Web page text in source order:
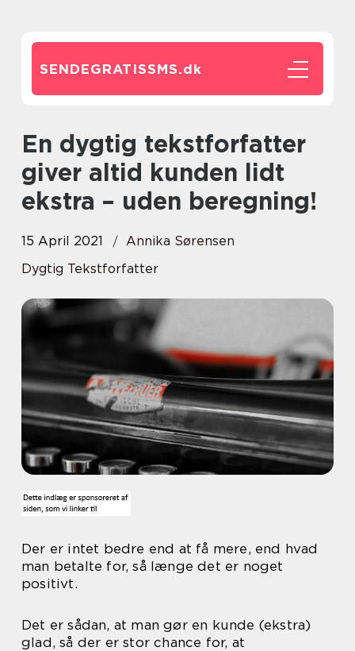
SENDEGRATISSMS.dk
En dygtig tekstforfatter
giver altid kunden lidt
ekstra – uden beregning!
15 April 2021
Annika Sørensen
Dygtig Tekstforfatter
Der er intet bedre end at få mere, end hvad
man betalte for, så længe det er noget
positivt.
Det er sådan, at man gør en kunde (ekstra)
glad, så der er stor chance for, at